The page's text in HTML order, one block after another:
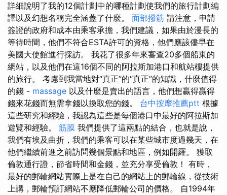
詳細說明了我的12個計劃中的哪種計劃使我們的旅行計劃編
譯以及幻想名稱完全涵蓋了什麼。 面部撥筋 請注意，申請
簽證的政府和成本由乘客承擔，我們建議，如果由於漫長的
等待時間，他們不符合ESTA許可的資格，他們應該儘早在
美國大使館進行採訪。 我花了很多年來審查20多個船東的
網站，以及他們在這16個不同的阿拉斯加港口和航站樓提供
的旅行。 考慮到我當地對“真正”的“真正”的知識，什麼值得
的錢 - massage 以及什麼是賣出的語言，他們想贏得贏得
錢來花錢而無需拿錢以換取您的錢。 台中按摩推薦ptt 根據
這些研究和經驗，我認為這些是每個港口中最好的阿拉斯加
遊覽和經驗。 筋膜 我們提供了這兩點的結合，也就是說，
我們有埃及曲折，我們的乘客可以在某些城市度過幾天，在
他們繼續前進之前訪問幾個景點和地區，例如開羅。 獲取
倫敦通行證，節省時間和金錢，並充分享受倫敦！ 有時，
最好的郵輪網站實際上是在自己的網站上的郵輪線，從技術
上講，郵輪預訂網站不應降低郵輪公司的價格。 自1994年